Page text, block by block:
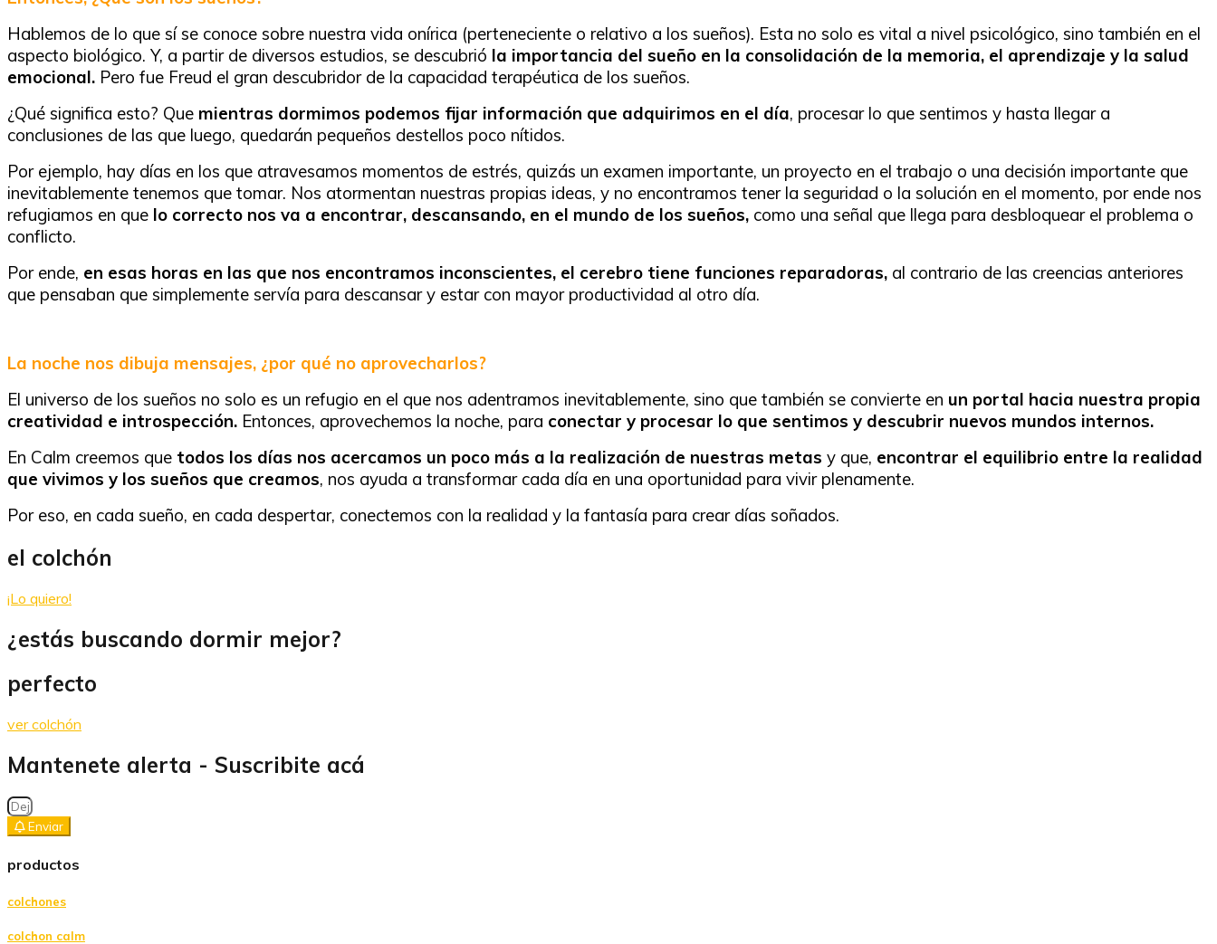
Hablemos de lo que sí se conoce sobre nuestra vida onírica (perteneciente o relativo a los sueños). Esta no solo es vital a nivel psicológico, sino también en el
aspecto biológico. Y, a partir de diversos estudios, se descubrió la importancia del sueño en la consolidación de la memoria, el aprendizaje y la salud
emocional. Pero fue Freud el gran descubridor de la capacidad terapéutica de los sueños.
¿Qué significa esto? Que mientras dormimos podemos fijar información que adquirimos en el día, procesar lo que sentimos y hasta llegar a
conclusiones de las que luego, quedarán pequeños destellos poco nítidos.
Por ejemplo, hay días en los que atravesamos momentos de estrés, quizás un examen importante, un proyecto en el trabajo o una decisión importante que
inevitablemente tenemos que tomar. Nos atormentan nuestras propias ideas, y no encontramos tener la seguridad o la solución en el momento, por ende nos
refugiamos en que lo correcto nos va a encontrar, descansando, en el mundo de los sueños, como una señal que llega para desbloquear el problema o
conflicto.
Por ende, en esas horas en las que nos encontramos inconscientes, el cerebro tiene funciones reparadoras, al contrario de las creencias anteriores
que pensaban que simplemente servía para descansar y estar con mayor productividad al otro día.
La noche nos dibuja mensajes, ¿por qué no aprovecharlos?
El universo de los sueños no solo es un refugio en el que nos adentramos inevitablemente, sino que también se convierte en un portal hacia nuestra propia
creatividad e introspección. Entonces, aprovechemos la noche, para conectar y procesar lo que sentimos y descubrir nuevos mundos internos.
En Calm creemos que todos los días nos acercamos un poco más a la realización de nuestras metas y que, encontrar el equilibrio entre la realidad
que vivimos y los sueños que creamos, nos ayuda a transformar cada día en una oportunidad para vivir plenamente.
Por eso, en cada sueño, en cada despertar, conectemos con la realidad y la fantasía para crear días soñados.
el colchón
¡Lo quiero!
¿estás buscando dormir mejor?
perfecto
ver colchón
Mantenete alerta - Suscribite acá
Enviar
productos
colchones
colchon calm